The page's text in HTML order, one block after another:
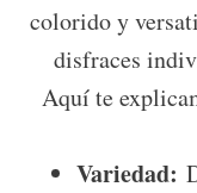
colorido y
disfraces
Aquí te
Variedad: